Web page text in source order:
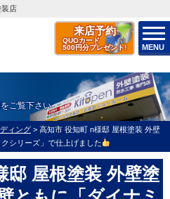
来店予約
QUOカード
500円分プレゼント!
MENU
装店
ご覧下さい
ィング > 高知市 役知町 n様邸 屋根塗装 外壁
シリーズ」で仕上げました
邸 屋根塗装 外壁塗